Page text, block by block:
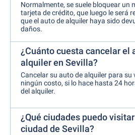
Normalmente, se suele bloquear un
tarjeta de crédito, que luego le será
que el auto de alquiler haya sido
daños.
¿Cuánto cuesta cancelar el
alquiler en Sevilla?
Cancelar su auto de alquiler para su
ningún costo, si lo hace hasta 24
del alquiler.
¿Qué ciudades puedo
ciudad de Sevilla?